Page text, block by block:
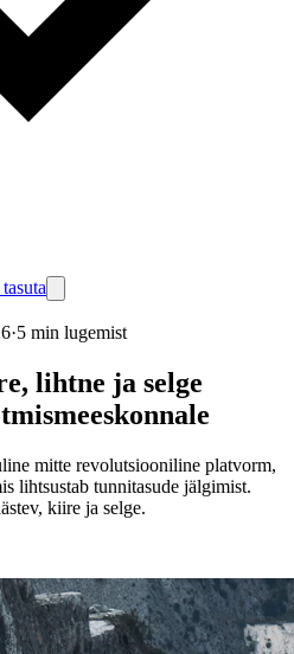
·5 min lugemist
lihtne ja selge
mitte revolutsiooniline platvorm,
lihtsustab tunnitasude jälgimist.
kiire ja selge.